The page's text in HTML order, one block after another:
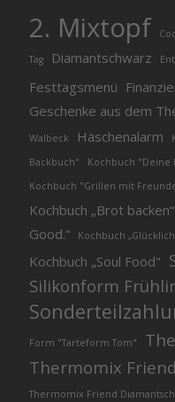
2. Mixtopf
Tag Diamantschwarz
Festtagsmenü
Geschenke aus dem
Walbeck Häschenalarm
Backbuch"
Kochbuch
Kochbuch "Grillen mit
Kochbuch „Brot backen“
Good.“
Kochbuch
Kochbuch „Soul Food"
Silikonform
Form "Tarteform Tom"
Thermomix Friend
Thermomix Friend